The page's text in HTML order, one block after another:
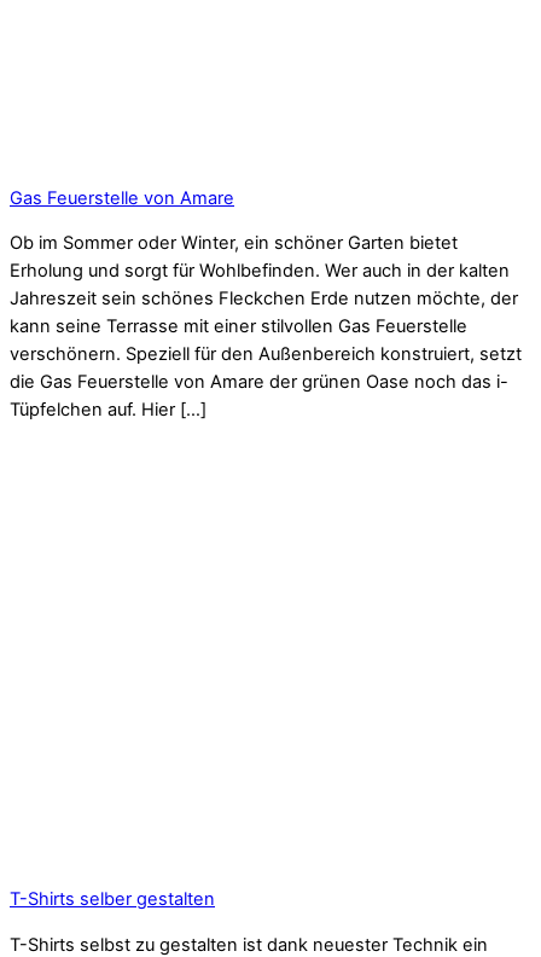
Gas Feuerstelle von Amare
Ob im Sommer oder Winter, ein schöner Garten bietet
Erholung und sorgt für Wohlbefinden. Wer auch in der kalten
Jahreszeit sein schönes Fleckchen Erde nutzen möchte, der
kann seine Terrasse mit einer stilvollen Gas Feuerstelle
verschönern. Speziell für den Außenbereich konstruiert, setzt
die Gas Feuerstelle von Amare der grünen Oase noch das i-
Tüpfelchen auf. Hier […]
T-Shirts selber gestalten
T-Shirts selbst zu gestalten ist dank neuester Technik ein